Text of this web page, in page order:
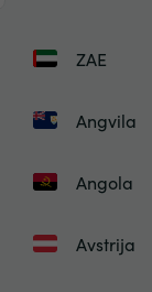
ZAE
Angvila
Angola
Avstrija